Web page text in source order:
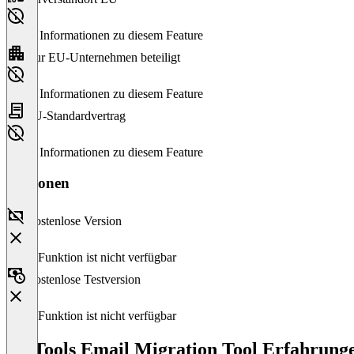
Keine Informationen zu diesem Feature
Nur EU-Unternehmen beteiligt
Keine Informationen zu diesem Feature
EU-Standardvertrag
Keine Informationen zu diesem Feature
Versionen
Kostenlose Version
Diese Funktion ist nicht verfügbar
Kostenlose Testversion
Diese Funktion ist nicht verfügbar
SysTools Email Migration Tool